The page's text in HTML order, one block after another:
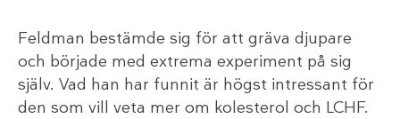
Feldman bestämde sig för att gräva djupare
och började med extrema experiment på sig
själv. Vad han har funnit är högst intressant för
den som vill veta mer om kolesterol och LCHF.